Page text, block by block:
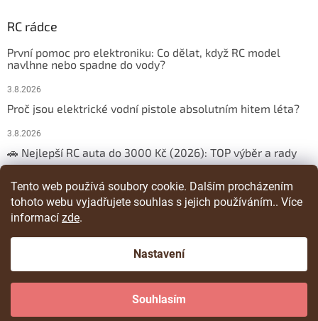
Tento web používá soubory cookie. Dalším procházením
tohoto webu vyjadřujete souhlas s jejich používáním.. Více
informací zde.
Nastavení
Souhlasím
RC rádce
První pomoc pro elektroniku: Co dělat, když RC model
navlhne nebo spadne do vody?
3.8.2026
Proč jsou elektrické vodní pistole absolutním hitem léta?
3.8.2026
🚗 Nejlepší RC auta do 3000 Kč (2026): TOP výběr a rady
ARCHIV
Vytvořil Shoptet
. Všechna práva vyhrazena.